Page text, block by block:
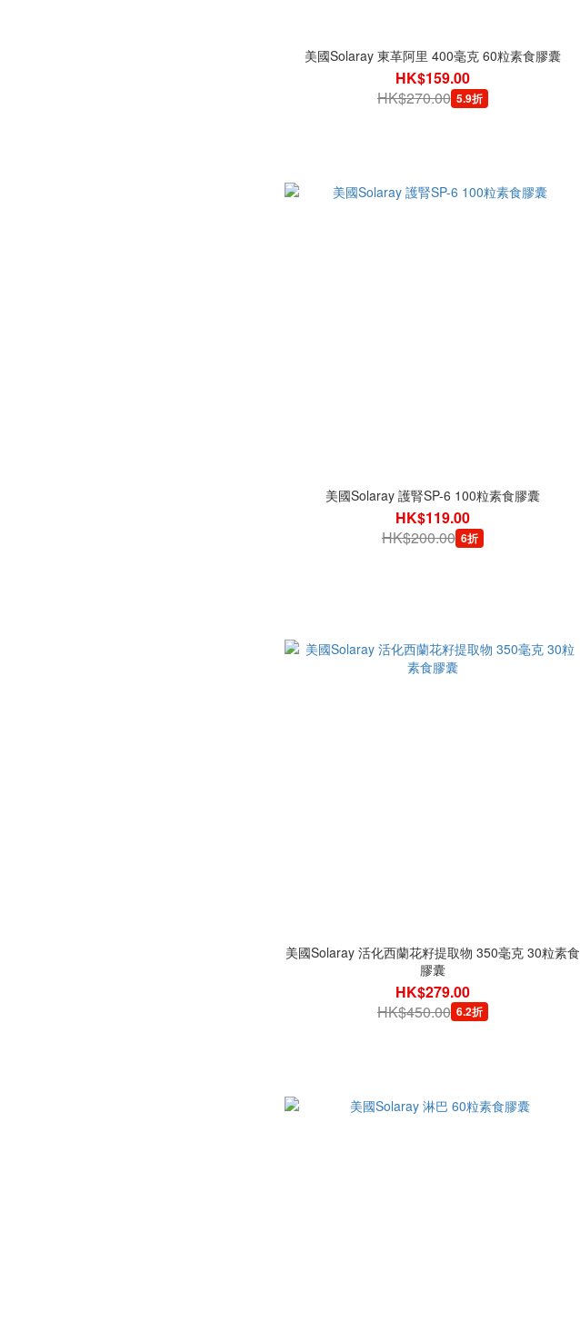
美國Solaray 東革阿里 400毫克 60粒素食膠囊
HK$159.00
HK$270.00 5.9折
美國Solaray 護腎SP-6 100粒素食膠囊
HK$119.00
HK$200.00 6折
美國Solaray 活化西蘭花籽提取物 350毫克 30粒素食
膠囊
HK$279.00
HK$450.00 6.2折